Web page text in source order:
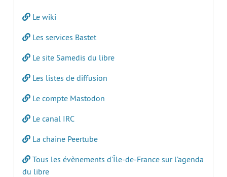
Le wiki
Les services Bastet
Le site Samedis du libre
Les listes de diffusion
Le compte Mastodon
Le canal IRC
La chaine Peertube
Tous les évènements d’Île-de-France sur l’agenda
du libre